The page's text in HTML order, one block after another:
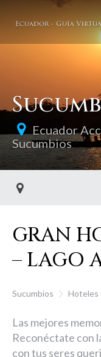
Ecuador
Sucumbios
GRAN
– LAGO
Sucumbios Hoteles
Las mejores
Reconéctate con
con tus seres